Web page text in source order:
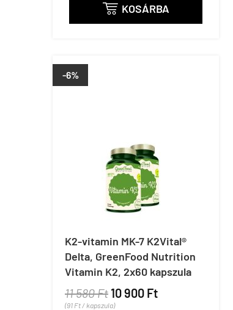
 KOSÁRBA
-6%
K2-vitamin MK-7 K2Vital®
Delta, GreenFood Nutrition
Vitamin K2, 2x60 kapszula
11 580 Ft 10 900 Ft
(91 Ft / kapszula)